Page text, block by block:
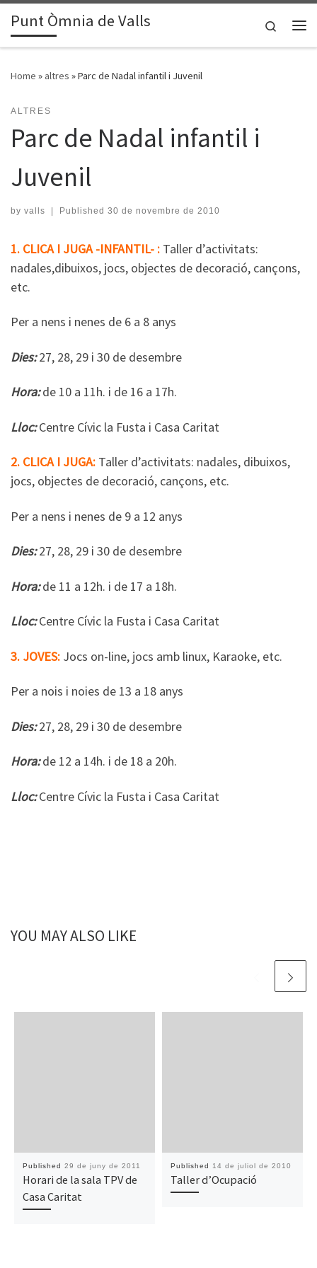
Skip to content
Punt Òmnia de Valls
Search
Home » altres »Parc de Nadal infantil i Juvenil
ALTRES
Parc de Nadal infantil i
Juvenil
by valls | Published 30 de novembre de 2010
1. CLICA I JUGA -INFANTIL- : Taller d’activitats:
nadales,dibuixos, jocs, objectes de decoració, cançons,
etc.
Per a nens i nenes de 6 a 8 anys
Dies:27, 28, 29 i 30 de desembre
Hora: de 10 a 11h. i de 16 a 17h.
Lloc:Centre Cívic la Fusta i Casa Caritat
2. CLICA I JUGA: Taller d’activitats: nadales, dibuixos,
jocs, objectes de decoració, cançons, etc.
Per a nens i nenes de 9 a 12 anys
Dies:27, 28, 29 i 30 de desembre
Hora: de 11 a 12h. i de 17 a 18h.
Lloc:Centre Cívic la Fusta i Casa Caritat
3. JOVES: Jocs on-line, jocs amb linux, Karaoke, etc.
Per a nois i noies de 13 a 18 anys
Dies:27, 28, 29 i 30 de desembre
Hora:de 12 a 14h. i de 18 a 20h.
Lloc:Centre Cívic la Fusta i Casa Caritat
YOU MAY ALSO LIKE
Published 29 de juny de 2011
Horari de la sala TPV de
Casa Caritat
Published 14 de juliol de 2010
Taller d’Ocupació